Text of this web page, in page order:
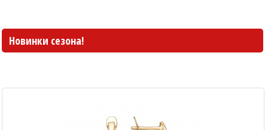
Новинки сезона!